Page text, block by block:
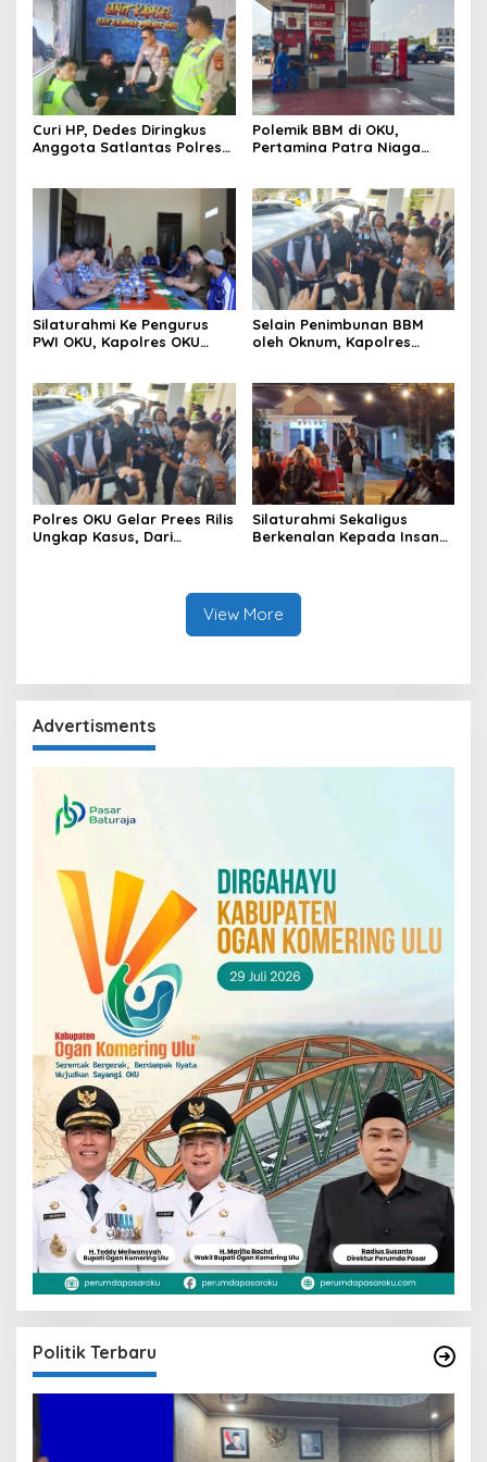
Curi HP, Dedes Diringkus
Anggota Satlantas Polres
Polemik BBM di OKU,
Pertamina Patra Niaga
BBM Subsidi dan Perkuat
Pengawasan di Kabupaten
Ogan Komering Ulu
Silaturahmi Ke Pengurus
PWI OKU, Kapolres OKU
Selain Penimbunan BBM
oleh Oknum, Kapolres
Niaga Bungkam
Polres OKU Gelar Prees Rilis
Ungkap Kasus, Dari
Silaturahmi Sekaligus
Berkenalan Kepada Insan
View More
Advertisments
Politik Terbaru